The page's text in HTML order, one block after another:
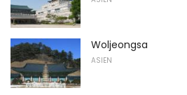
Woljeongsa
ASIEN